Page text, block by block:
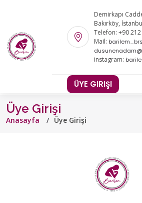
Demirkapı
Bakırköy,
Telefon: +90
Mail:
instagram:
ÜYE GIRIŞI
Üye Girişi
Anasayfa Üye Girişi